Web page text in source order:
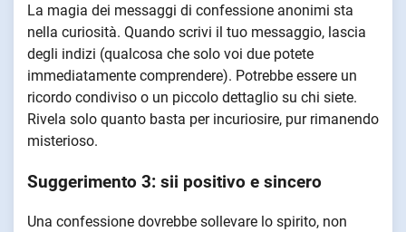
La magia dei messaggi di confessione anonimi sta
nella curiosità. Quando scrivi il tuo messaggio, lascia
degli indizi (qualcosa che solo voi due potete
immediatamente comprendere). Potrebbe essere un
ricordo condiviso o un piccolo dettaglio su chi siete.
Rivela solo quanto basta per incuriosire, pur rimanendo
misterioso.
Suggerimento 3: sii positivo e sincero
Una confessione dovrebbe sollevare lo spirito, non